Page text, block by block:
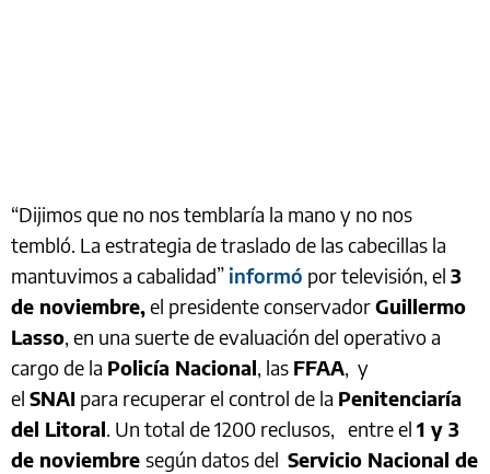
“Dijimos que no nos temblaría la mano y no nos
tembló. La estrategia de traslado de las cabecillas la
mantuvimos a cabalidad” informó por televisión, el 3
de noviembre,el presidente conservadorGuillermo
Lasso, en una suerte de evaluación del operativo a
cargo de la Policía Nacional, las FFAA, y
el SNAI para recuperar el control de la Penitenciaría
del Litoral. Un total de 1200 reclusos, entre el 1 y 3
de noviembre según datos del Servicio Nacional de